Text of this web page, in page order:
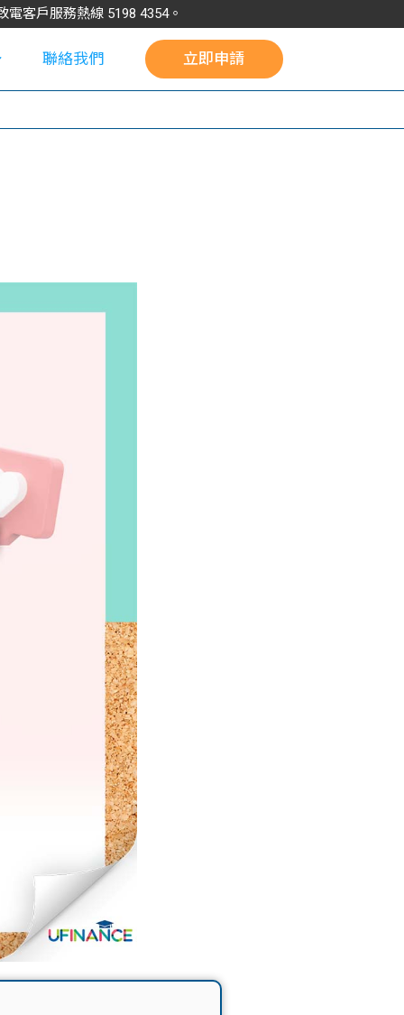
電客戶服務熱線 5198 4354。
聯絡我們 立即申請